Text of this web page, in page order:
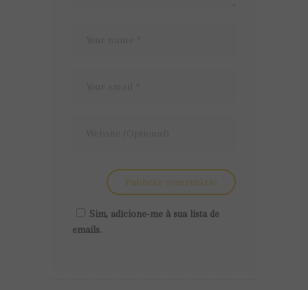
Sim, adicione-me à sua lista de
emails.